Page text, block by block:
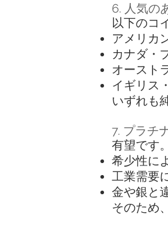
6. 人気の
以下のコ
アメリカ
カナダ・
オースト
イギリス
いずれも
7. プラチ
有望です
希少性に
工業需要
金や銀と
そのため